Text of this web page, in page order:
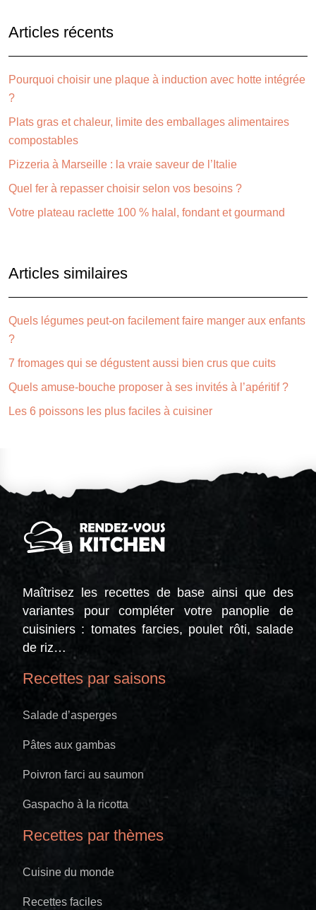
Articles récents
Pourquoi choisir une plaque à induction avec hotte intégrée
?
Plats gras et chaleur, limite des emballages alimentaires
compostables
Pizzeria à Marseille : la vraie saveur de l’Italie
Quel fer à repasser choisir selon vos besoins ?
Votre plateau raclette 100 % halal, fondant et gourmand
Articles similaires
Quels légumes peut-on facilement faire manger aux enfants
?
7 fromages qui se dégustent aussi bien crus que cuits
Quels amuse-bouche proposer à ses invités à l’apéritif ?
Les 6 poissons les plus faciles à cuisiner
Maîtrisez les recettes de base ainsi que des
variantes pour compléter votre panoplie de
cuisiniers : tomates farcies, poulet rôti, salade
de riz…
Recettes par saisons
Salade d’asperges
Pâtes aux gambas
Poivron farci au saumon
Gaspacho à la ricotta
Recettes par thèmes
Cuisine du monde
Recettes faciles